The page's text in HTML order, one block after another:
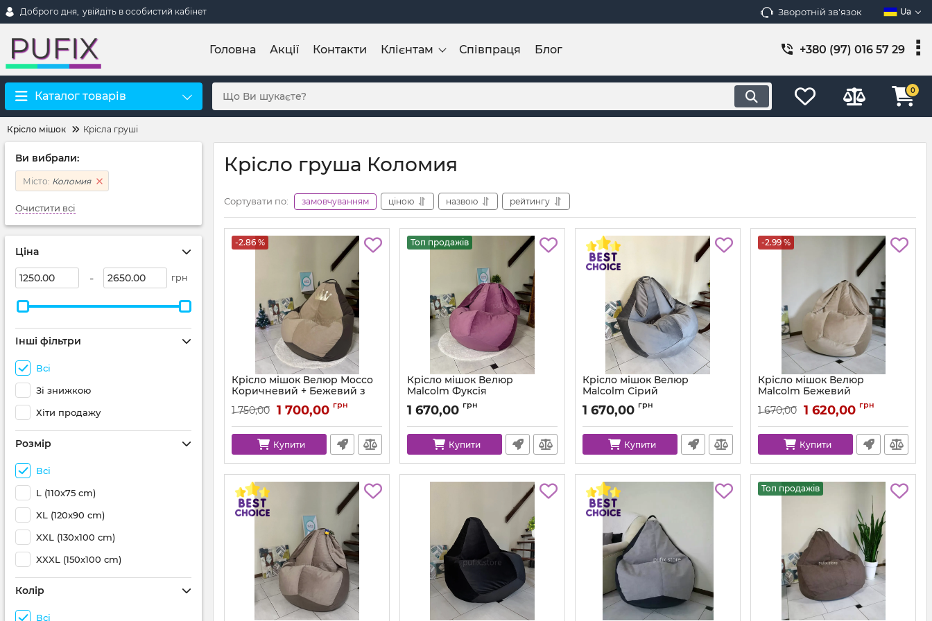
Доброго дня, увійдіть в особистий кабінет Зворотній зв'язок Ua
Головна Акції Контакти Клієнтам Співпраця Блог +380 (97) 016 57 29
Каталог товарів 0
Крісло мішок Крісла груші
Ви вибрали:
Місто: Коломия
Очистити всі
Ціна
- грн
Інші фільтри
Всі
Зі знижкою
Хіти продажу
Розмір
Всі
L (110x75 cm)
XL (120x90 cm)
XXL (130x100 cm)
XXXL (150x100 cm)
Колір
Всі
Крісло груша Коломия
Сортувати по: замовчуванням ціною назвою рейтингу
-2.86 %
Крісло мішок Велюр Mocco
Коричневий + Бежевий з
1 750,00 1 700,00 грн
Купити
Топ продажів
Крісло мішок Велюр
Malcolm Фуксія
Артикул: km-malcolm-13-l
1 670,00 грн
Купити
Крісло мішок Велюр
Malcolm Сірий
Артикул: km-malcolm-57-l
1 670,00 грн
Купити
-2.99 %
Крісло мішок Велюр
Malcolm Бежевий
Артикул: km-malcolm-18-l
1 670,00 1 620,00 грн
Купити
Топ продажів